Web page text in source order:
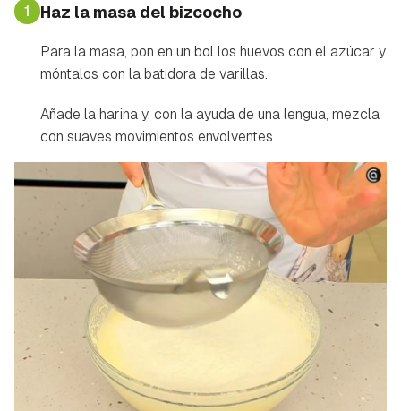
1 Haz la masa del bizcocho
Para la masa, pon en un bol los huevos con el azúcar y
móntalos con la batidora de varillas.
Añade la harina y, con la ayuda de una lengua, mezcla
con suaves movimientos envolventes.